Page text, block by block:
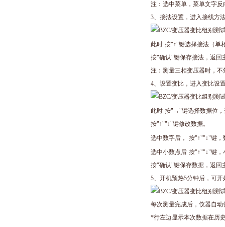
注：选中菜单，菜单文字
3、接法设置，进入接线方
此时 按"↑"键选择接法（单
按"确认"键保存接法，返回
注：测量三相变压器时，
4、设置变比，进入变比设
此时 按" →"键选择数据位
按"↑""↓"键修改数据。
选中数字后，
按"↑""↓"键，
选中小数点后 按"↑""↓"键，
按"确认"键保存数据，返回
5、开机预热5分钟后，可开
每次测量完成后，仪器自动
*行左边显示本次数据在历